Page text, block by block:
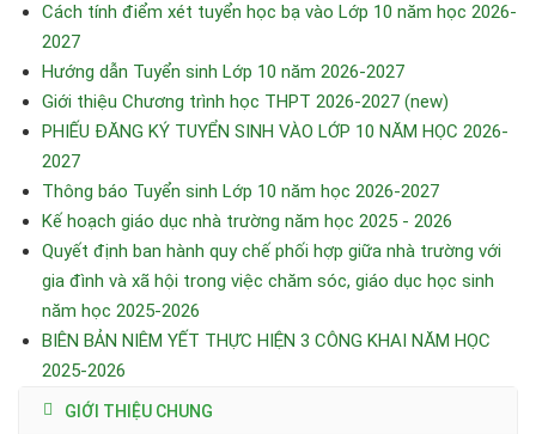
Cách tính điểm xét tuyển học bạ vào Lớp 10 năm học 2026-
2027
Hướng dẫn Tuyển sinh Lớp 10 năm 2026-2027
Giới thiệu Chương trình học THPT 2026-2027 (new)
PHIẾU ĐĂNG KÝ TUYỂN SINH VÀO LỚP 10 NĂM HỌC 2026-
2027
Thông báo Tuyển sinh Lớp 10 năm học 2026-2027
Kế hoạch giáo dục nhà trường năm học 2025 - 2026
Quyết định ban hành quy chế phối hợp giữa nhà trường với
gia đình và xã hội trong việc chăm sóc, giáo dục học sinh
năm học 2025-2026
BIÊN BẢN NIÊM YẾT THỰC HIỆN 3 CÔNG KHAI NĂM HỌC
2025-2026
GIỚI THIỆU CHUNG